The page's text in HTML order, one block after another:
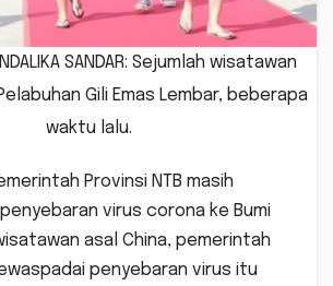
SANDAR: Sejumlah wisatawan
Gili Emas Lembar, beberapa
waktu lalu.
Provinsi NTB masih
virus corona ke Bumi
asal China, pemerintah
penyebaran virus itu